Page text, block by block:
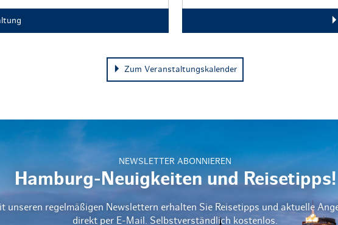
Zum Veranstaltungskalender
NEWSLETTER ABONNIEREN
Hamburg-Neuigkeiten und Reisetipps!
unseren regelmäßigen Newslettern erhalten Sie Reisetipps und aktuelle
direkt per E-Mail. Selbstverständlich kostenlos.